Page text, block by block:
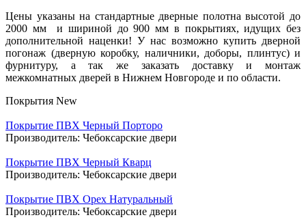
Цены указаны на стандартные дверные полотна высотой до
2000 мм и шириной до 900 мм в покрытиях, идущих без
дополнительной наценки! У нас возможно купить дверной
погонаж (дверную коробку, наличники, доборы, плинтус) и
фурнитуру, а так же заказать доставку и монтаж
межкомнатных дверей в Нижнем Новгороде и по области.
Покрытия New
Покрытие ПВХ Черный Порторо
Производитель: Чебоксарские двери
Покрытие ПВХ Черный Кварц
Производитель: Чебоксарские двери
Покрытие ПВХ Орех Натуральный
Производитель: Чебоксарские двери